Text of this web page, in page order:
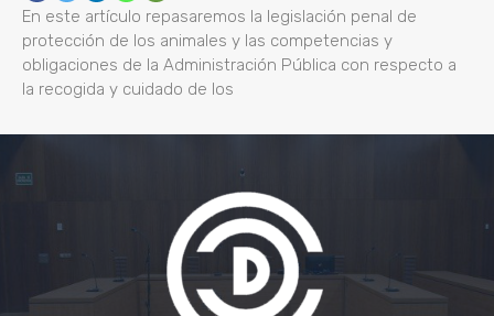
En este artículo repasaremos la legislación penal de
protección de los animales y las competencias y
obligaciones de la Administración Pública con respecto a
la recogida y cuidado de los